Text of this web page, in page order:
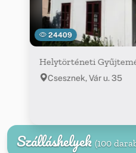
24409
Helytörténeti
Csesznek, Vár u. 35
Szálláshelyek (100